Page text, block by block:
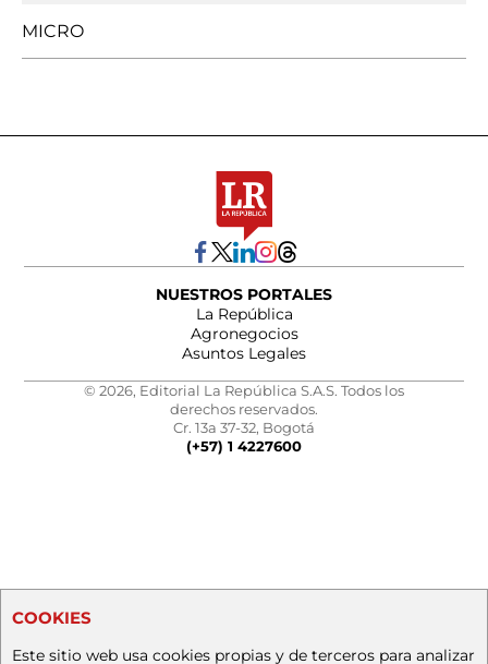
MICRO
NUESTROS PORTALES
La República
Agronegocios
Asuntos Legales
© 2026, Editorial La República S.A.S. Todos los
derechos reservados.
Cr. 13a 37-32, Bogotá
(+57) 1 4227600
COOKIES
Este sitio web usa cookies propias y de terceros para analizar